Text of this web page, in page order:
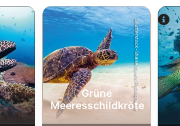
Shutterstock-Shane Myers Photography
Grüne
Meeresschildkröte